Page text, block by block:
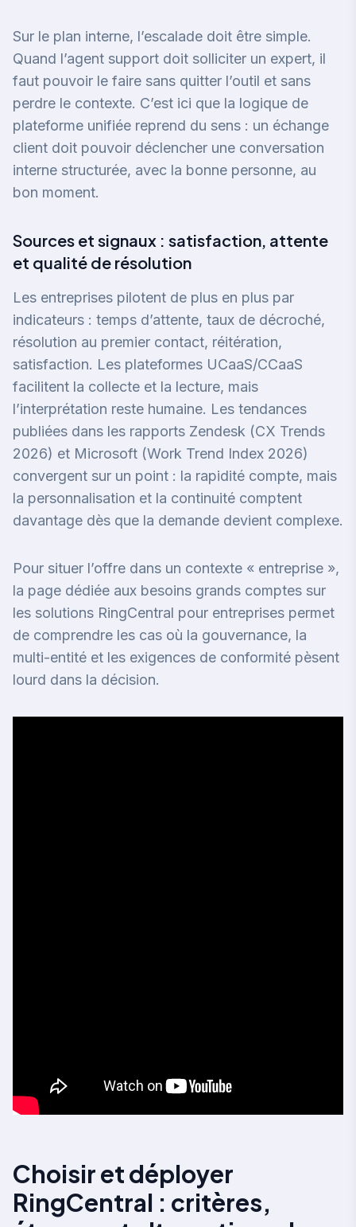
Sur le plan interne, l’escalade doit être simple.
Quand l’agent support doit solliciter un expert, il
faut pouvoir le faire sans quitter l’outil et sans
perdre le contexte. C’est ici que la logique de
plateforme unifiée reprend du sens : un échange
client doit pouvoir déclencher une conversation
interne structurée, avec la bonne personne, au
bon moment.
Sources et signaux : satisfaction, attente
et qualité de résolution
Les entreprises pilotent de plus en plus par
indicateurs : temps d’attente, taux de décroché,
résolution au premier contact, réitération,
satisfaction. Les plateformes UCaaS/CCaaS
facilitent la collecte et la lecture, mais
l’interprétation reste humaine. Les tendances
publiées dans les rapports Zendesk (CX Trends
2026) et Microsoft (Work Trend Index 2026)
convergent sur un point : la rapidité compte, mais
la personnalisation et la continuité comptent
davantage dès que la demande devient complexe.
Pour situer l’offre dans un contexte « entreprise »,
la page dédiée aux besoins grands comptes sur
les solutions RingCentral pour entreprises permet
de comprendre les cas où la gouvernance, la
multi-entité et les exigences de conformité pèsent
lourd dans la décision.
Choisir et déployer
RingCentral : critères,